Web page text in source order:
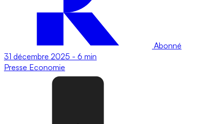
Abonné
31 décembre 2025 - 6 min
Presse Economie